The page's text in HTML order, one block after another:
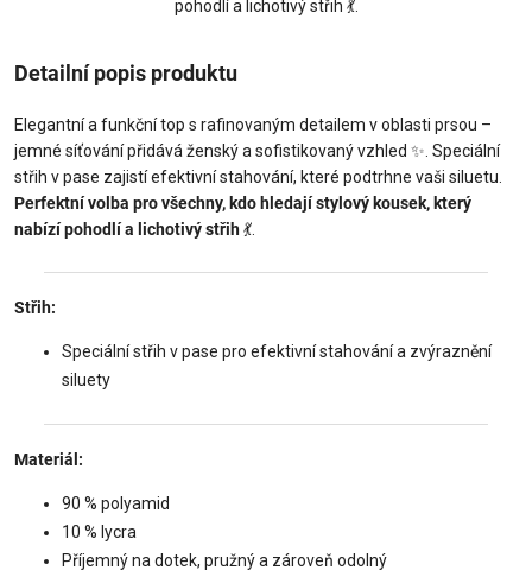
pohodlí a lichotivý střih 💃.
Detailní popis produktu
Elegantní a funkční top s rafinovaným detailem v oblasti prsou –
jemné síťování přidává ženský a sofistikovaný vzhled ✨. Speciální
střih v pase zajistí efektivní stahování, které podtrhne vaši siluetu.
Perfektní volba pro všechny, kdo hledají stylový kousek, který
nabízí pohodlí a lichotivý střih💃.
Střih:
Speciální střih v pase pro efektivní stahování a zvýraznění
siluety
Materiál:
90 % polyamid
10 % lycra
Příjemný na dotek, pružný a zároveň odolný